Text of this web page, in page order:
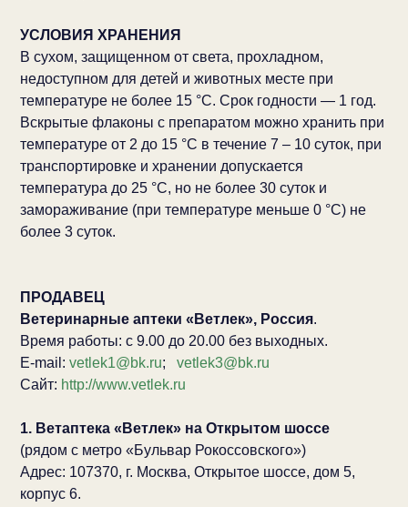
УСЛОВИЯ ХРАНЕНИЯ
В сухом, защищенном от света, прохладном,
недоступном для детей и животных месте при
температуре не более 15 °С. Срок годности — 1 год.
Вскрытые флаконы с препаратом можно хранить при
температуре от 2 до 15 °С в течение 7 – 10 суток, при
транспортировке и хранении допускается
температура до 25 °С, но не более 30 суток и
замораживание (при температуре меньше 0 °С) не
более 3 суток.
ПРОДАВЕЦ
Ветеринарные аптеки «Ветлек», Россия.
Время работы: с 9.00 до 20.00 без выходных.
E-mail: vetlek1@bk.ru; vetlek3@bk.ru
Сайт: http://www.vetlek.ru
1. Ветаптека «Ветлек» на Открытом шоссе
(рядом с метро «Бульвар Рокоссовского»)
Адрес: 107370, г. Москва, Открытое шоссе, дом 5,
корпус 6.